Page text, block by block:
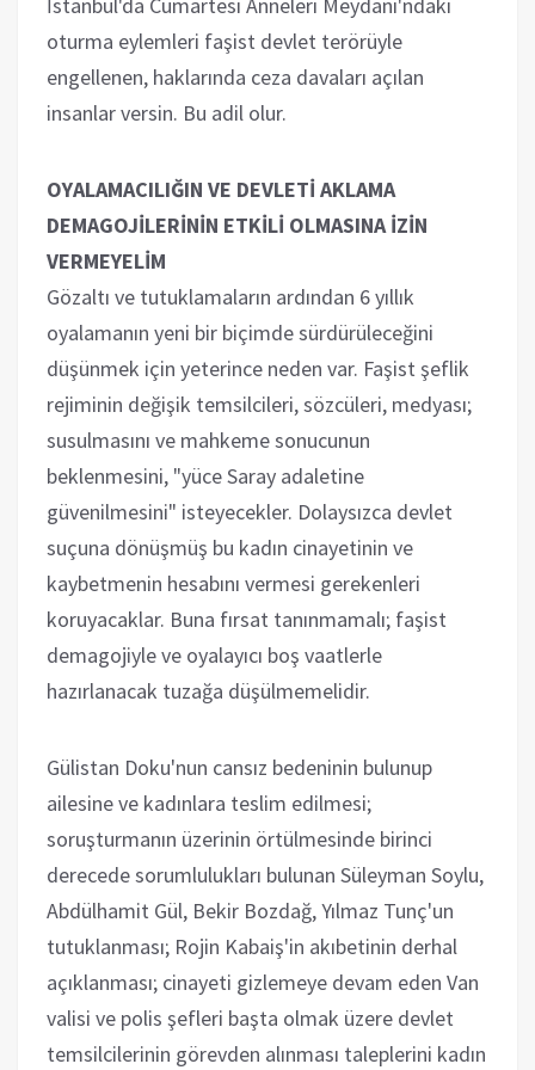
İstanbul'da Cumartesi Anneleri Meydanı'ndaki
oturma eylemleri faşist devlet terörüyle
engellenen, haklarında ceza davaları açılan
insanlar versin. Bu adil olur.
OYALAMACILIĞIN VE DEVLETİ AKLAMA
DEMAGOJİLERİNİN ETKİLİ OLMASINA İZİN
VERMEYELİM
Gözaltı ve tutuklamaların ardından 6 yıllık
oyalamanın yeni bir biçimde sürdürüleceğini
düşünmek için yeterince neden var. Faşist şeflik
rejiminin değişik temsilcileri, sözcüleri, medyası;
susulmasını ve mahkeme sonucunun
beklenmesini, "yüce Saray adaletine
güvenilmesini" isteyecekler. Dolaysızca devlet
suçuna dönüşmüş bu kadın cinayetinin ve
kaybetmenin hesabını vermesi gerekenleri
koruyacaklar. Buna fırsat tanınmamalı; faşist
demagojiyle ve oyalayıcı boş vaatlerle
hazırlanacak tuzağa düşülmemelidir.
Gülistan Doku'nun cansız bedeninin bulunup
ailesine ve kadınlara teslim edilmesi;
soruşturmanın üzerinin örtülmesinde birinci
derecede sorumlulukları bulunan Süleyman Soylu,
Abdülhamit Gül, Bekir Bozdağ, Yılmaz Tunç'un
tutuklanması; Rojin Kabaiş'in akıbetinin derhal
açıklanması; cinayeti gizlemeye devam eden Van
valisi ve polis şefleri başta olmak üzere devlet
temsilcilerinin görevden alınması taleplerini kadın